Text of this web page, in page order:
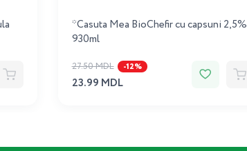
*Casuta Mea BioChefir cu capsuni 2,5%
930ml
27.50 MDL -12%
23.99 MDL